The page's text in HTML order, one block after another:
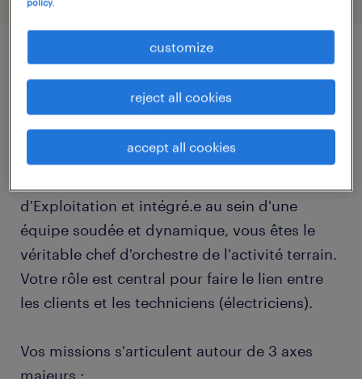
job details
descriptif du poste
d'Exploitation et intégré.e au sein d'une
équipe soudée et dynamique, vous êtes le
véritable chef d'orchestre de l'activité terrain.
Votre rôle est central pour faire le lien entre
les clients et les techniciens (électriciens).
Vos missions s'articulent autour de 3 axes
majeurs : ...
policy.
customize
reject all cookies
accept all cookies